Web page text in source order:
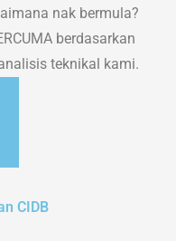
nak bermula?
berdasarkan
teknikal kami.
CIDB